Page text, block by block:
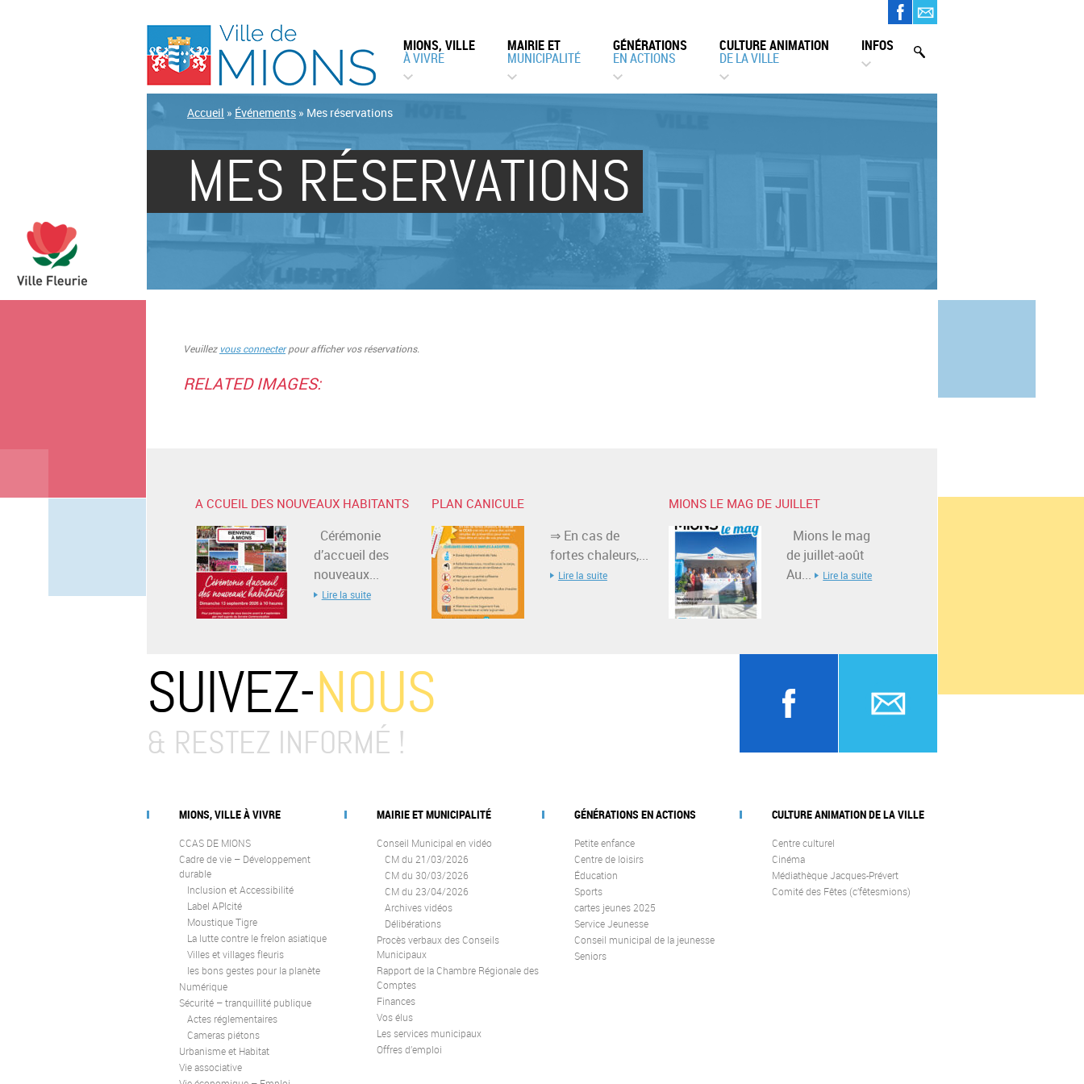
MIONS, VILLE
À VIVRE
MAIRIE ET
MUNICIPALITÉ
GÉNÉRATIONS
EN ACTIONS
CULTURE ANIMATION
DE LA VILLE
INFOS
Accueil » Événements » Mes réservations
MES RÉSERVATIONS
Veuillez vous connecterpour afficher vos réservations.
RELATED IMAGES:
A CCUEIL DES NOUVEAUX HABITANTS
Cérémonie
d’accueil des
nouveaux...
Lire la suite
PLAN CANICULE
⇒ En cas de
fortes chaleurs,...
Lire la suite
MIONS LE MAG DE JUILLET
Mions le mag
de juillet-août
Au...
Lire la suite
SUIVEZ-NOUS
& RESTEZ INFORMÉ !
MIONS, VILLE À VIVRE
CCAS DE MIONS
Cadre de vie – Développement
durable
Inclusion et Accessibilité
Label APIcité
Moustique Tigre
La lutte contre le frelon asiatique
Villes et villages fleuris
les bons gestes pour la planète
Numérique
Sécurité – tranquillité publique
Actes réglementaires
Cameras piétons
Urbanisme et Habitat
Vie associative
MAIRIE ET MUNICIPALITÉ
Conseil Municipal en vidéo
CM du 21/03/2026
CM du 30/03/2026
CM du 23/04/2026
Archives vidéos
Délibérations
Procès verbaux des Conseils
Municipaux
Rapport de la Chambre Régionale des
Comptes
Finances
Vos élus
Les services municipaux
Offres d’emploi
GÉNÉRATIONS EN ACTIONS
Petite enfance
Centre de loisirs
Éducation
Sports
cartes jeunes 2025
Service Jeunesse
Conseil municipal de la jeunesse
Seniors
CULTURE ANIMATION DE LA VILLE
Centre culturel
Cinéma
Médiathèque Jacques-Prévert
Comité des Fêtes (c’fêtesmions)